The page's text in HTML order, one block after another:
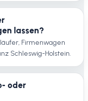
lassen?
Firmenwagen
Schleswig-Holstein.
oder